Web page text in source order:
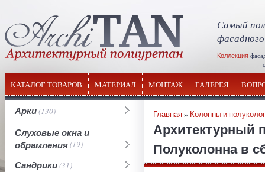
Самый
Коллекция
КАТАЛОГ ТОВАРОВ МАТЕРИАЛ МОНТАЖ ГАЛЕРЕЯ
Арки(130)
Слуховые окна и
обрамления(19)
Сандрики(31)
Главная» Колонны и
Архитектурный
Полуколонна в